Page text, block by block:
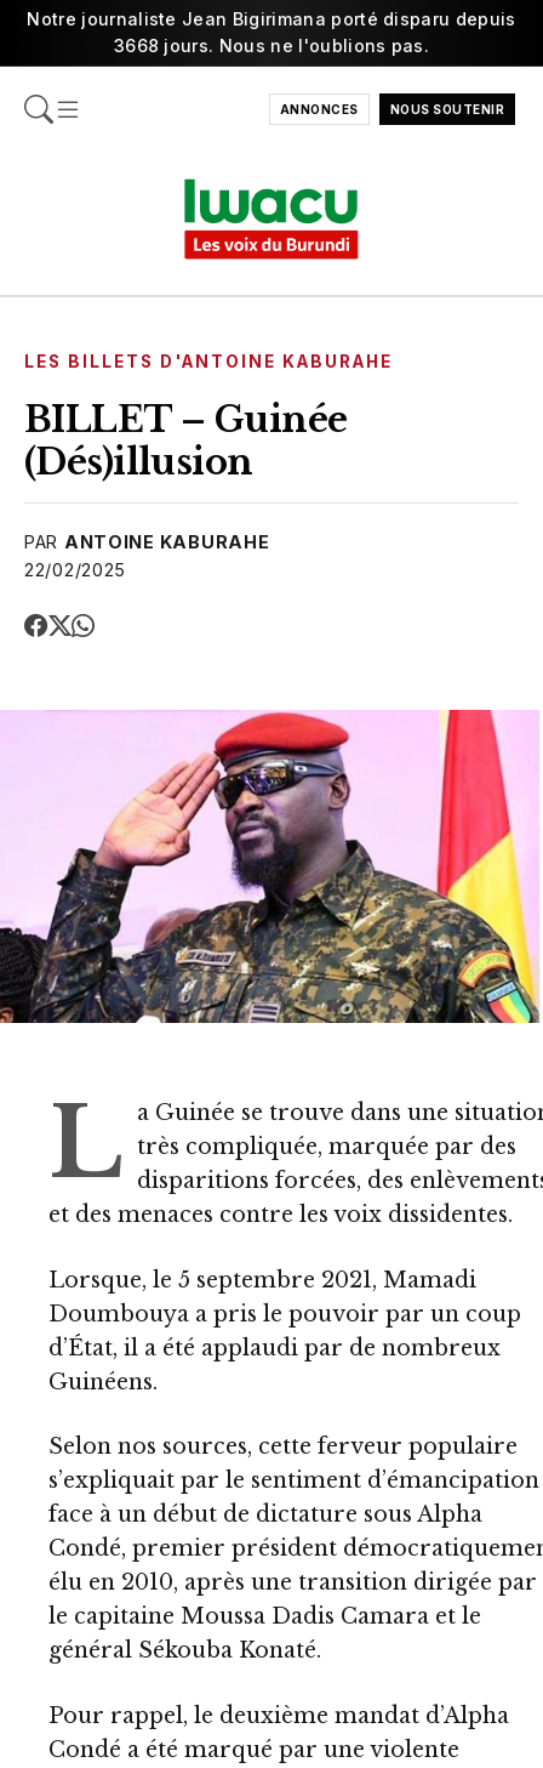
Notre journaliste Jean Bigirimana porté disparu depuis
3668 jours. Nous ne l'oublions pas.
ANNONCES NOUS SOUTENIR
LES BILLETS D'ANTOINE KABURAHE
BILLET – Guinée
(Dés)illusion
PAR ANTOINE KABURAHE
22/02/2025
L
a Guinée se trouve dans une
très compliquée, marquée par des
disparitions forcées, des
et des menaces contre les voix dissidentes.
Lorsque, le 5 septembre 2021, Mamadi
Doumbouya a pris le pouvoir par un coup
d’État, il a été applaudi par de nombreux
Guinéens.
Selon nos sources, cette ferveur populaire
s’expliquait par le sentiment d’émancipation
face à un début de dictature sous Alpha
Condé, premier président
élu en 2010, après une transition dirigée par
le capitaine Moussa Dadis Camara et le
général Sékouba Konaté.
Pour rappel, le deuxième mandat d’Alpha
Condé a été marqué par une violente